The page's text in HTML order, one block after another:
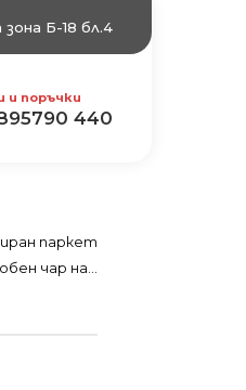
Б-18 бл.4
и поръчки
440
паркет
чар на…